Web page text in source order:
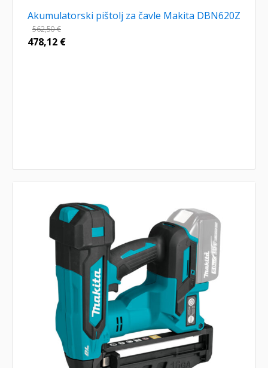
Akumulatorski pištolj za čavle Makita DBN620Z
562,50€
478,12 €